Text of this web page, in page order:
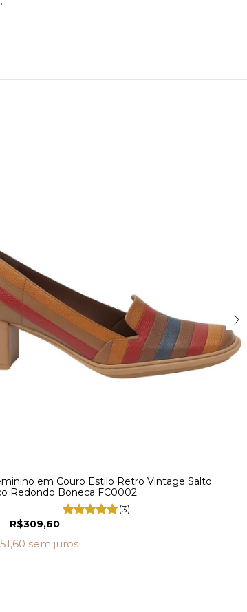
em Couro Estilo Retro Vintage Salto
Redondo Boneca FC0002
(3)
R$309,60
sem juros